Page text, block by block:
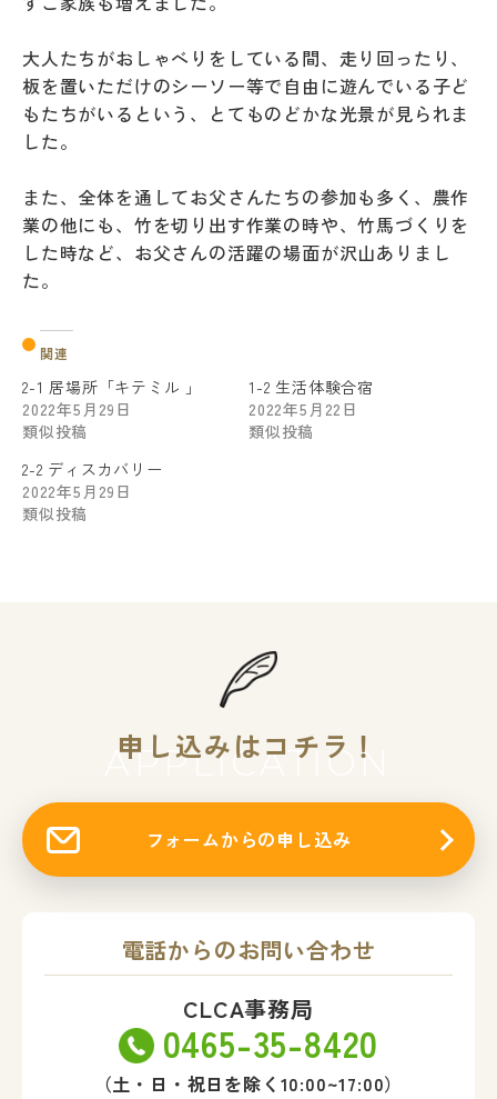
大人たちがおしゃべりをしている間、走り回ったり、
板を置いただけのシーソー等で自由に遊んでいる子ど
もたちがいるという、とてものどかな光景が見られま
した。
また、全体を通してお父さんたちの参加も多く、農作
業の他にも、竹を切り出す作業の時や、竹馬づくりを
した時など、お父さんの活躍の場面が沢山ありまし
た。
関連
2-1 居場所「キテミル 」
2022年5月29日
類似投稿
1-2 生活体験合宿
2022年5月22日
類似投稿
2-2 ディスカバリー
2022年5月29日
類似投稿
申し込みはコチラ！
APPLICATION
フォームからの申し込み
電話からのお問い合わせ
CLCA事務局
0465-35-8420
（土・日・祝日を除く10:00~17:00）